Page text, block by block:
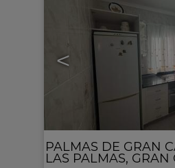
<
PALMAS DE GRAN
LAS PALMAS, GRAN